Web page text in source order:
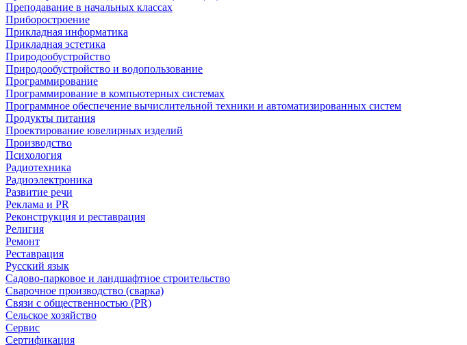
Преподавание в начальных классах
Приборостроение
Прикладная информатика
Прикладная эстетика
Природообустройство
Природообустройство и водопользование
Программирование
Программирование в компьютерных системах
Программное обеспечение вычислительной техники и автоматизированных систем
Продукты питания
Проектирование ювелирных изделий
Производство
Психология
Радиотехника
Радиоэлектроника
Развитие речи
Реклама и PR
Реконструкция и реставрация
Религия
Ремонт
Реставрация
Русский язык
Садово-парковое и ландшафтное строительство
Сварочное производство (сварка)
Связи с общественностью (PR)
Сельское хозяйство
Сервис
Сертификация